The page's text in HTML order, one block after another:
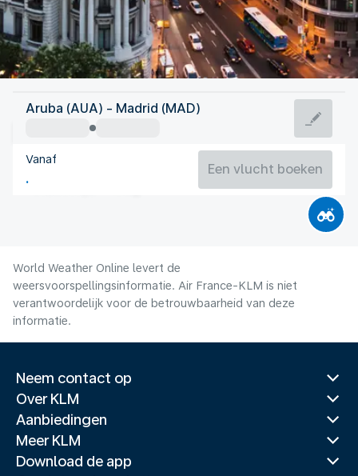
Spanje
Madrid
Spanje
Aruba (AUA) - Madrid (MAD)
Vanaf
Een vlucht boeken
World Weather Online levert de
weersvoorspellingsinformatie. Air France-KLM is niet
verantwoordelijk voor de betrouwbaarheid van deze
informatie.
Neem contact op
Over KLM
Aanbiedingen
Meer KLM
Download de app